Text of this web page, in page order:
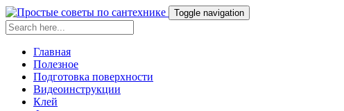
Toggle navigation
Главная
Полезное
Подготовка поверхности
Видеоинструкции
Клей